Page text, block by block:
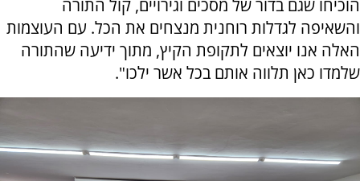
הוכיחו שגם בדור של מסכים וגירויים, קול התורה
והשאיפה לגדלות רוחנית מנצחים את הכל. עם העוצמות
האלה אנו יוצאים לתקופת הקיץ, מתוך ידיעה שהתורה
שלמדו כאן תלווה אותם בכל אשר ילכו".